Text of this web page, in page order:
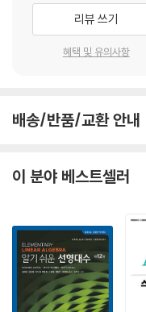
3.4 벡터의 내적과 성질
(1) 벡터의 내적
(2) 내적의 성분 표시
3.5 벡터의 외적과 성질
(3) 벡터 외적의 행렬식 표현
3.6 직선과 평면의 벡터방정
(1) 직선의 벡터방정식
(2) 직선의 매개변수방정식
(3) 평면의 벡터방정식
(4) 세 점을 지나는 평면
습 동기는 빠르게 떨어진다.
이러한 어려움에도 선형대
① 알기 쉽게 시각적으로 풀어
추상적인 정의와 엄밀한 증
설명하였다. 복잡한 내용을
으로써 선형대수학을 처음
다.
② 풍부한 예제와 실제 응용
각 단원의 예제들은 단순
리뷰 쓰기
혜택 및 유의사항
배송/반품/교환 안내
이 분야 베스트셀러